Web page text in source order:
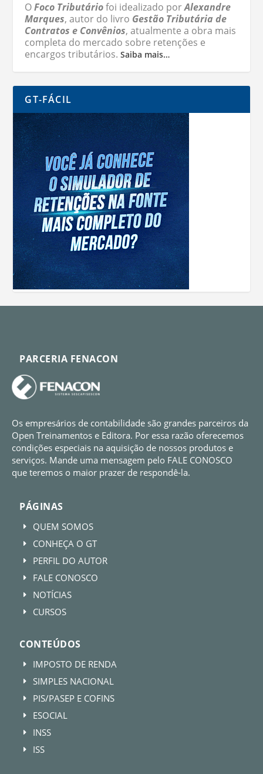
OFoco Tributáriofoi idealizado porAlexandre
Marques, autor do livro Gestão Tributária de
Contratos e Convênios, atualmente a obra mais
completa do mercado sobre retenções e
encargos tributários.Saiba mais…
GT-FÁCIL
PARCERIA FENACON
Os empresários de contabilidade são grandes parceiros da
Open Treinamentos e Editora. Por essa razão oferecemos
condições especiais na aquisição de nossos produtos e
serviços. Mande uma mensagem pelo FALE CONOSCO
que teremos o maior prazer de respondê-la.
PÁGINAS
E QUEM SOMOS
E CONHEÇA O GT
E PERFIL DO AUTOR
E FALE CONOSCO
E NOTÍCIAS
E CURSOS
CONTEÚDOS
E IMPOSTO DE RENDA
E SIMPLES NACIONAL
E PIS/PASEP E COFINS
E ESOCIAL
E INSS
E ISS